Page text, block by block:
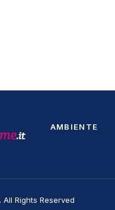
AMBIENTE
Rights Reserved